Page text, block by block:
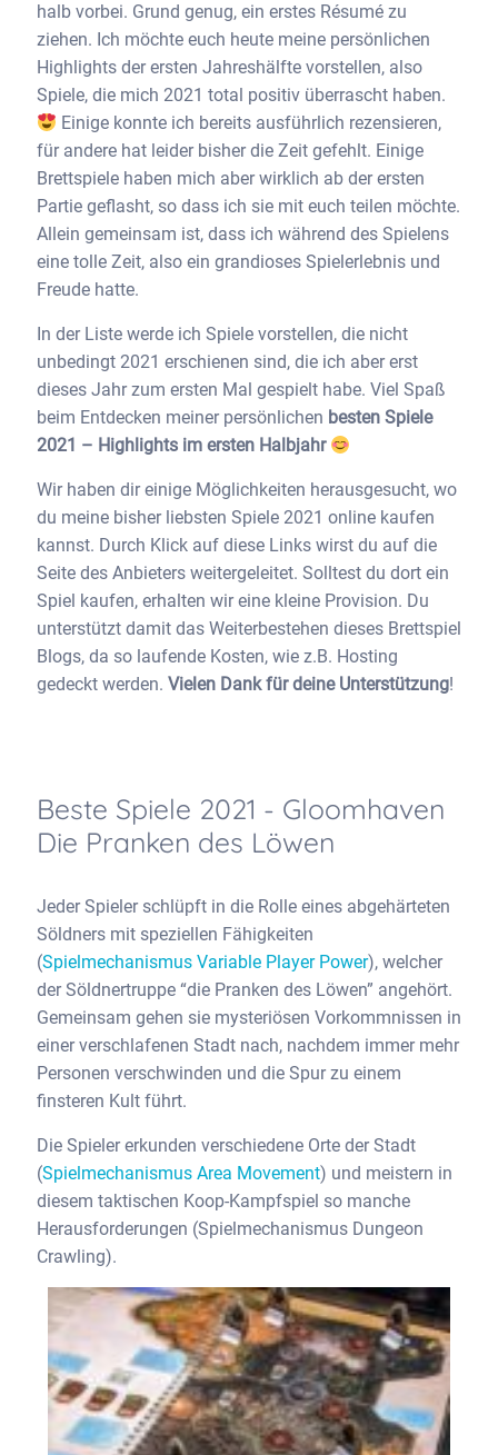
halb vorbei. Grund genug, ein erstes Résumé zu
ziehen. Ich möchte euch heute meine persönlichen
Highlights der ersten Jahreshälfte vorstellen, also
Spiele, die mich 2021 total positiv überrascht haben.
Einige konnte ich bereits ausführlich rezensieren,
für andere hat leider bisher die Zeit gefehlt. Einige
Brettspiele haben mich aber wirklich ab der ersten
Partie geflasht, so dass ich sie mit euch teilen möchte.
Allein gemeinsam ist, dass ich während des Spielens
eine tolle Zeit, also ein grandioses Spielerlebnis und
Freude hatte.
In der Liste werde ich Spiele vorstellen, die nicht
unbedingt 2021 erschienen sind, die ich aber erst
dieses Jahr zum ersten Mal gespielt habe. Viel Spaß
beim Entdecken meiner persönlichen besten Spiele
2021 – Highlights im ersten Halbjahr
Wir haben dir einige Möglichkeiten herausgesucht, wo
du meine bisher liebsten Spiele 2021 online kaufen
kannst. Durch Klick auf diese Links wirst du auf die
Seite des Anbieters weitergeleitet. Solltest du dort ein
Spiel kaufen, erhalten wir eine kleine Provision. Du
unterstützt damit das Weiterbestehen dieses Brettspiel
Blogs, da so laufende Kosten, wie z.B. Hosting
gedeckt werden. Vielen Dank für deine Unterstützung!
Beste Spiele 2021 - Gloomhaven
Die Pranken des Löwen
Jeder Spieler schlüpft in die Rolle eines abgehärteten
Söldners mit speziellen Fähigkeiten
(Spielmechanismus Variable Player Power), welcher
der Söldnertruppe “die Pranken des Löwen” angehört.
Gemeinsam gehen sie mysteriösen Vorkommnissen in
einer verschlafenen Stadt nach, nachdem immer mehr
Personen verschwinden und die Spur zu einem
finsteren Kult führt.
Die Spieler erkunden verschiedene Orte der Stadt
(Spielmechanismus Area Movement) und meistern in
diesem taktischen Koop-Kampfspiel so manche
Herausforderungen (Spielmechanismus Dungeon
Crawling).